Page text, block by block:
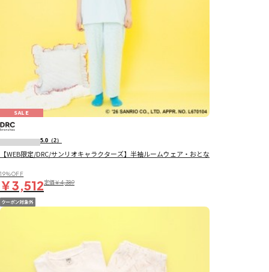
SALE
5.0 （2）
【WEB限定/DRC/サンリオキャラクターズ】半袖ルームウェア・おとな
19％OFF
￥3,512定価￥4,389